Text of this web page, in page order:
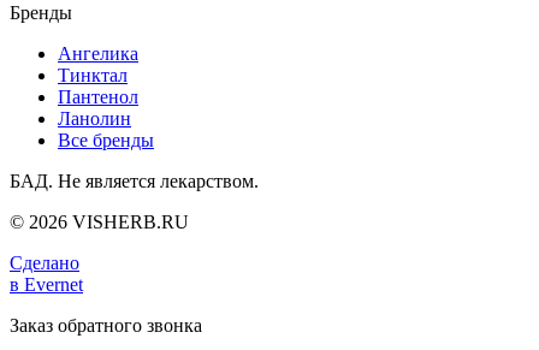
Бренды
Ангелика
Тинктал
Пантенол
Ланолин
Все бренды
БАД. Не является лекарством.
© 2026 VISHERB.RU
Сделано
в Evernet
Заказ обратного звонка